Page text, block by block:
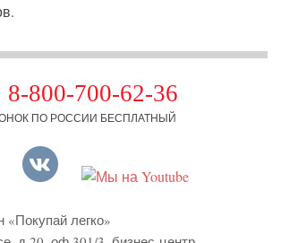
8-800-700-62-36
ПО РОССИИ БЕСПЛАТНЫЙ
«Покупай легко»